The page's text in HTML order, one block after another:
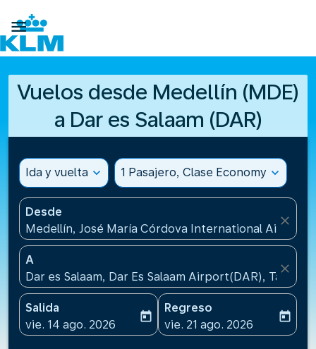

Vuelos desde Medellín (MDE)
a Dar es Salaam (DAR)
Ida y vuelta expand_more 1 Pasajero, Clase Economy expand_more
Desde
Medellín, José María Córdova International
close
A
Dar es Salaam, Dar Es Salaam Airport(DAR),
close
Salida
fc-booking-departure-date-aria-label
vie. 14 ago. 2026
today
Regreso
fc-booking-return-date-
vie. 21 ago. 2026
today